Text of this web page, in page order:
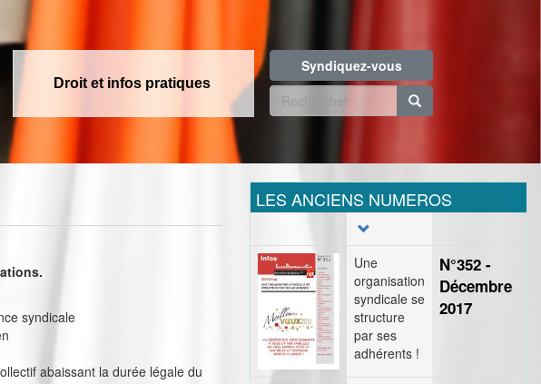
Droit et infos pratiques
Syndiquez-vous
Formulaire
recherche
syndicale
abaissant la durée légale du
LES ANCIENS NUMEROS
Une
organisation
syndicale se
structure
par ses
adhérents !
N°352 -
Décembre
2017